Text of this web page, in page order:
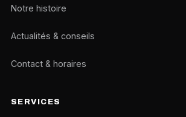
Notre histoire
Actualités & conseils
Contact & horaires
SERVICES